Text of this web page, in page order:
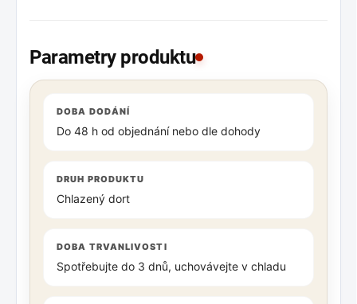
zajistíme externího dopravce za individuální
příplatek.
Parametry produktu
DOBA DODÁNÍ
Do 48 h od objednání nebo dle dohody
DRUH PRODUKTU
Chlazený dort
DOBA TRVANLIVOSTI
Spotřebujte do 3 dnů, uchovávejte v chladu